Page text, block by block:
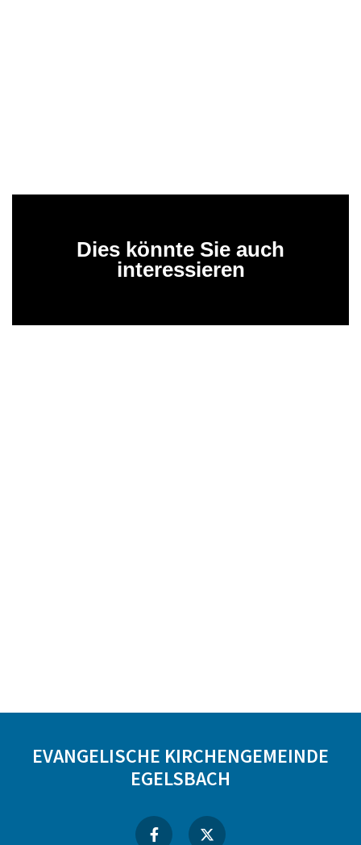
Dies könnte Sie auch
interessieren
EVANGELISCHE KIRCHENGEMEINDE
EGELSBACH